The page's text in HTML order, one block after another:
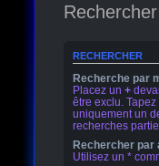
Rechercher
RECHERCHER
Recherche par
Placez un +
être exclu.
uniquement un
recherches
Rechercher par
Utilisez un *